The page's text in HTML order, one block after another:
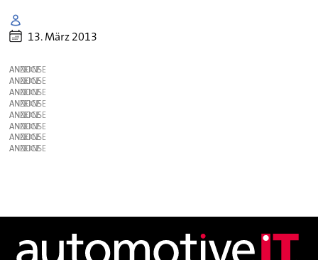
13. März 2013
ANZEIGE
ANZEIGE
ANZEIGE
ANZEIGE
ANZEIGE
ANZEIGE
ANZEIGE
ANZEIGE